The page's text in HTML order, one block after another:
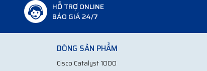
HỖ TRỢ ONLINE
BÁO GIÁ 24/7
DÒNG SẢN PHẨM
Cisco Catalyst 1000